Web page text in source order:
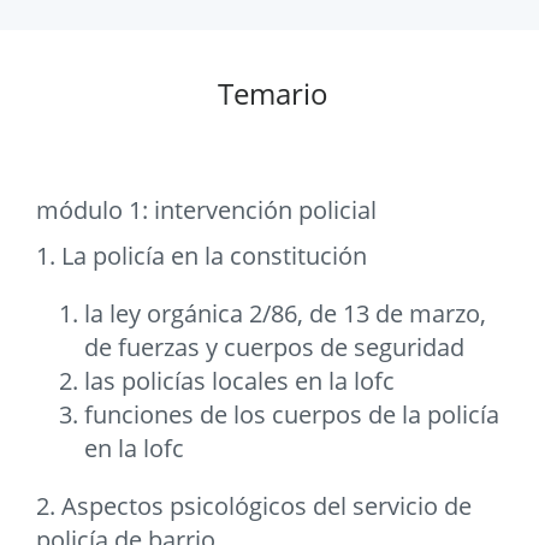
Temario
módulo 1: intervención policial
1. La policía en la constitución
la ley orgánica 2/86, de 13 de marzo,
de fuerzas y cuerpos de seguridad
las policías locales en la lofc
funciones de los cuerpos de la policía
en la lofc
2. Aspectos psicológicos del servicio de